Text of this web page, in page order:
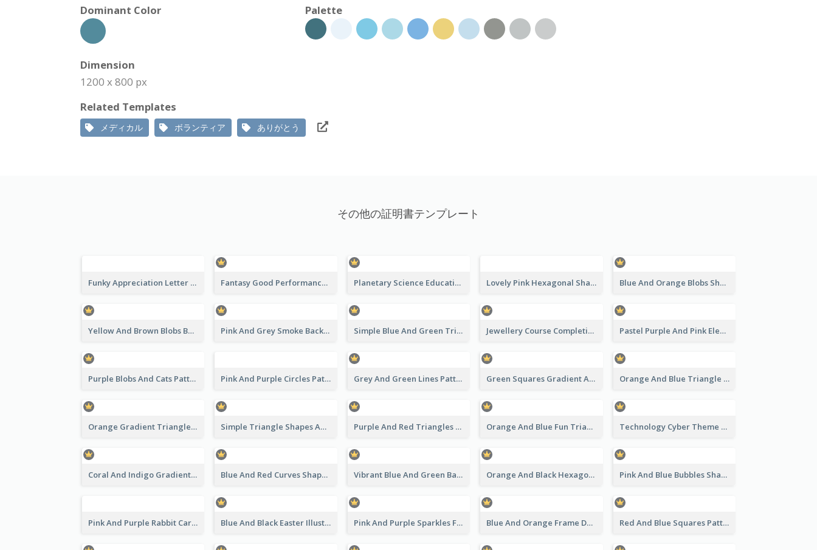
Dominant Color
Palette
Dimension
1200 x 800 px
Related Templates
メディカル ボランティア ありがとう
その他の証明書テンプレート
Funky Appreciation Letter For Fundraising Fantasy Good Performance Award Certificate Planetary Science Education Certificate Lovely Pink Hexagonal Shapes Certification Design Blue And Orange Blobs Shapes Certificate
Yellow And Brown Blobs Background Certificate Pink And Grey Smoke Background Certificate Simple Blue And Green Triangles Shapes Certificate Jewellery Course Completion Certificate Pastel Purple And Pink Elegant Certificate Design
Purple Blobs And Cats Patterns Appreciation Certificate Pink And Purple Circles Pattern Appreciation Certificate Grey And Green Lines Patterns Certificate Green Squares Gradient Appreciation Certificate Orange And Blue Triangle Patterns Appreciation Certificate
Orange Gradient Triangle Patterns Certificate Simple Triangle Shapes Appreciation Certificate Purple And Red Triangles Achievement Certificate Orange And Blue Fun Triangles Certificate Technology Cyber Theme School Certificate Design
Coral And Indigo Gradient Border Certificate Design Blue And Red Curves Shape Award Certificate Vibrant Blue And Green Badge Certificate Orange And Black Hexagon Pattern Certificate Pink And Blue Bubbles Shapes Certificate
Pink And Purple Rabbit Cartoon Easter Certificate Blue And Black Easter Illustration Certificate Pink And Purple Sparkles Fancy Certificate Blue And Orange Frame Dark Certificate Red And Blue Squares Pattern Certificate